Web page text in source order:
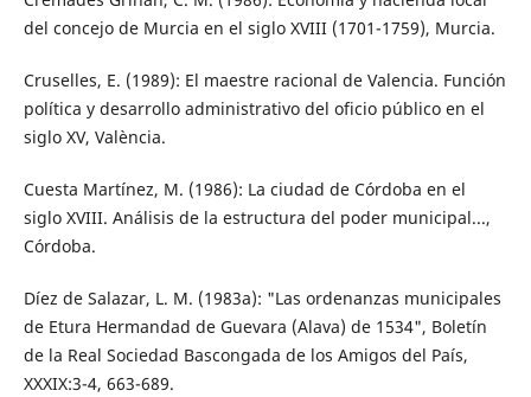
del concejo de Murcia en el siglo XVIII (1701-1759), Murcia.
Cruselles, E. (1989): El maestre racional de Valencia. Función
política y desarrollo administrativo del oficio público en el
siglo XV, València.
Cuesta Martínez, M. (1986): La ciudad de Córdoba en el
siglo XVIII. Análisis de la estructura del poder municipal...,
Córdoba.
Díez de Salazar, L. M. (1983a): "Las ordenanzas municipales
de Etura Hermandad de Guevara (Alava) de 1534", Boletín
de la Real Sociedad Bascongada de los Amigos del País,
XXXIX:3-4, 663-689.